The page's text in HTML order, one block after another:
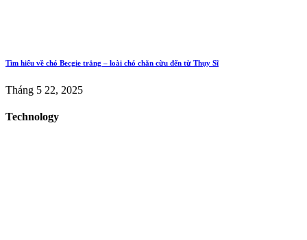
Tìm hiểu về chó Becgie trắng – loài chó chăn cừu đến từ Thụy Sĩ
Tháng 5 22, 2025
Technology